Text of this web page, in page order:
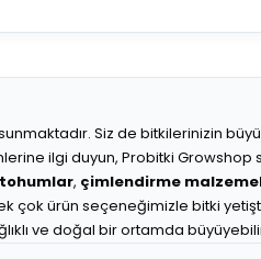
Siz de bitkilerinizin
ilgi duyun, Probitki Growshop
tohumlar, çimlendirme
çok ürün seçeneğimizle bitki
ve doğal bir ortamda